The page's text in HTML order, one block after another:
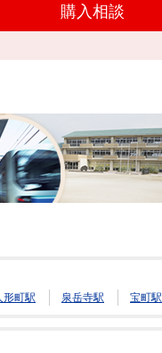
購入相談
形町駅 泉岳寺駅 宝町駅